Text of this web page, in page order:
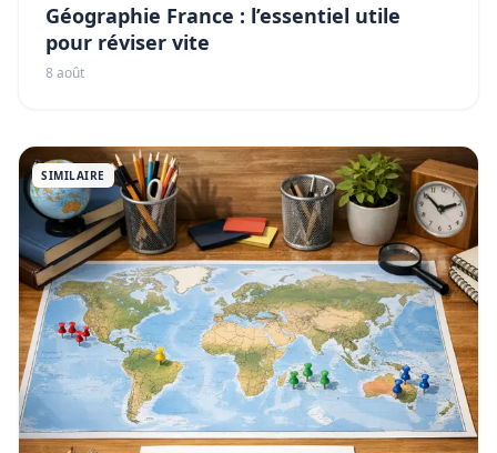
Géographie France : l’essentiel utile
pour réviser vite
8 août
SIMILAIRE